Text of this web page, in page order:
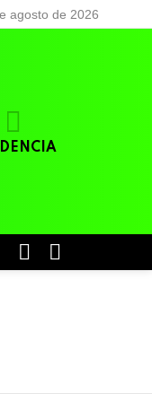
agosto de 2026
SWITCH
SKIN